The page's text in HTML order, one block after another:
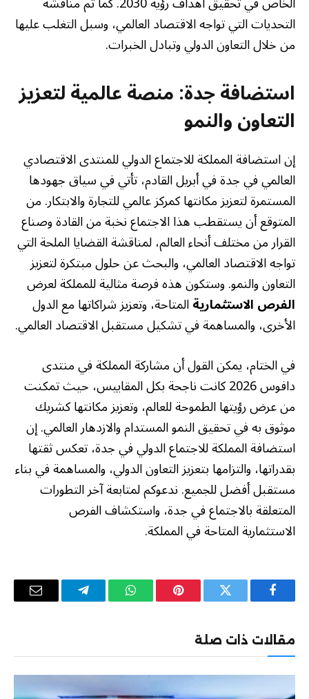
التحديات التي تواجه الاقتصاد العالمي، وسبل التغلب عليها
من خلال التعاون الدولي وتبادل الخبرات.
استضافة جدة: منصة عالمية لتعزيز
التعاون والنمو
إن استضافة المملكة للاجتماع الدولي للمنتدى الاقتصادي
العالمي في جدة في أبريل القادم، تأتي في سياق جهودها
المستمرة لتعزيز مكانتها كمركز عالمي للتجارة والابتكار. من
المتوقع أن يستقطب هذا الاجتماع نخبة من القادة وصناع
القرار من مختلف أنحاء العالم، لمناقشة القضايا الملحة التي
تواجه الاقتصاد العالمي، والبحث عن حلول مبتكرة لتعزيز
التعاون والنمو. وستكون هذه فرصة مثالية للمملكة لعرض
الفرص الاستثماريةالمتاحة، وتعزيز شراكاتها مع الدول
الأخرى، والمساهمة في تشكيل مستقبل الاقتصاد العالمي.
في الختام، يمكن القول أن مشاركة المملكة في منتدى
دافوس 2026 كانت ناجحة بكل المقاييس، حيث تمكنت
من عرض رؤيتها الطموحة للعالم، وتعزيز مكانتها كشريك
موثوق به في تحقيق النمو المستدام والازدهار العالمي. إن
استضافة المملكة للاجتماع الدولي في جدة، تعكس ثقتها
بقدراتها، والتزامها بتعزيز التعاون الدولي، والمساهمة في بناء
مستقبل أفضل للجميع. ندعوكم لمتابعة آخر التطورات
المتعلقة بالاجتماع في جدة، واستكشاف الفرص
الاستثمارية المتاحة في المملكة.
فيسبوك تويتر بينتيريستواتساب تيلقرام
البريد
مقالات ذات صلة